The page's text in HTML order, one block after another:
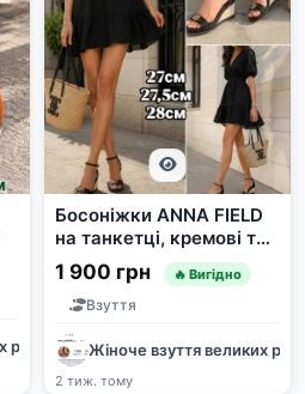
розмірів / Женская обувь больших
Босоніжки ANNA FIELD
на танкетці, кремові та
чорні
1 900 грн 🔥 Вигідно
Взуття
Жіноче взуття великих
2 тиж. тому